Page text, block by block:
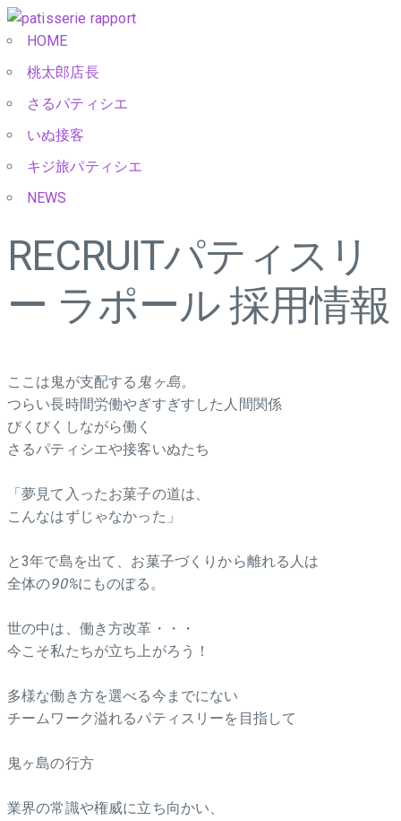
HOME
桃太郎店長
さるパティシエ
いぬ接客
キジ旅パティシエ
NEWS
RECRUITパティスリ
ー ラポール 採用情報
ここは鬼が支配する 鬼ヶ島。
つらい長時間労働やぎすぎすした人間関係
びくびくしながら働く
さるパティシエや接客いぬたち
「夢見て入ったお菓子の道は、
こんなはずじゃなかった」
と3年で島を出て、お菓子づくりから離れる人は
全体の90%にものぼる。
世の中は、働き方改革・・・
今こそ私たちが立ち上がろう！
多様な働き方を選べる今までにない
チームワーク溢れるパティスリーを目指して
鬼ヶ島の行方
業界の常識や権威に立ち向かい、